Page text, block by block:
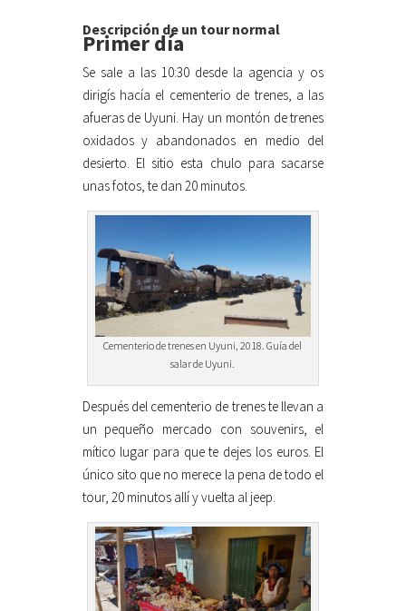
Descripción de un tour normal
Primer día
Se sale a las 10:30 desde la agencia y os
dirigís hacía el cementerio de trenes, a las
afueras de Uyuni. Hay un montón de trenes
oxidados y abandonados en medio del
desierto. El sitio esta chulo para sacarse
unas fotos, te dan 20 minutos.
Cementerio de trenes en Uyuni, 2018. Guía del
salar de Uyuni.
Después del cementerio de trenes te llevan a
un pequeño mercado con souvenirs, el
mítico lugar para que te dejes los euros. El
único sito que no merece la pena de todo el
tour, 20 minutos allí y vuelta al jeep.